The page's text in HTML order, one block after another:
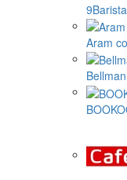
9Barista
Aram